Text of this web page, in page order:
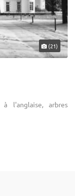
(21)
l'anglaise, arbres